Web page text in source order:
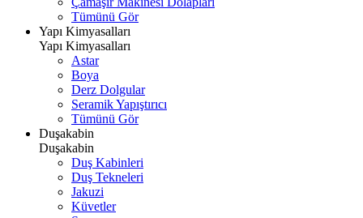
Tümünü Gör
Yapı Kimyasalları
Yapı Kimyasalları
Astar
Boya
Derz Dolgular
Seramik Yapıştırıcı
Tümünü Gör
Duşakabin
Duşakabin
Duş Kabinleri
Duş Tekneleri
Jakuzi
Küvetler